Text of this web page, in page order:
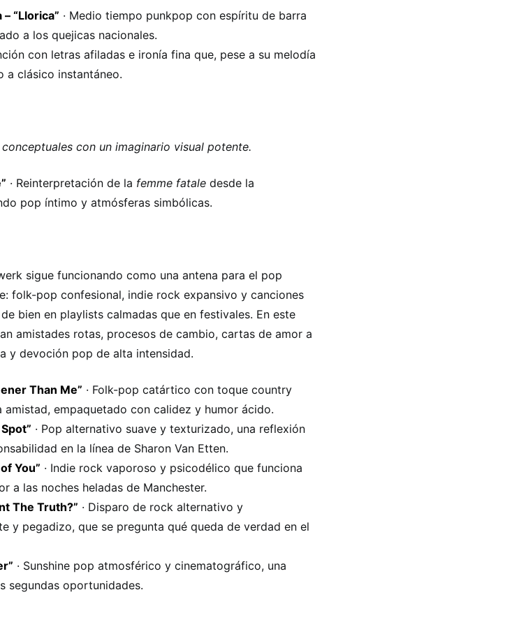
“Llorica” · Medio tiempo punkpop con espíritu de barra
a los quejicas nacionales.
con letras afiladas e ironía fina que, pese a su melodía
a clásico instantáneo.
con un imaginario visual potente.
· Reinterpretación de la femme fatale desde la
pop íntimo y atmósferas simbólicas.
sigue funcionando como una antena para el pop
folk-pop confesional, indie rock expansivo y canciones
bien en playlists calmadas que en festivales. En este
amistades rotas, procesos de cambio, cartas de amor a
y devoción pop de alta intensidad.
Than Me” · Folk-pop catártico con toque country
amistad, empaquetado con calidez y humor ácido.
· Pop alternativo suave y texturizado, una reflexión
en la línea de Sharon Van Etten.
You” · Indie rock vaporoso y psicodélico que funciona
a las noches heladas de Manchester.
The Truth?” · Disparo de rock alternativo y
y pegadizo, que se pregunta qué queda de verdad en el
· Sunshine pop atmosférico y cinematográfico, una
segundas oportunidades.